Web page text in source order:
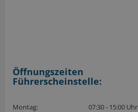
Öffnungszeiten
Führerscheinstelle:
Montag:
07:30 - 15:00 Uhr